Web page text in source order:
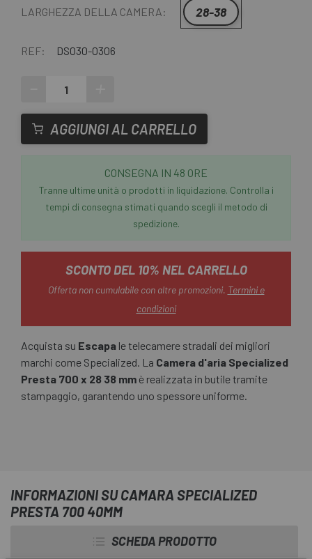
LARGHEZZA DELLA CAMERA: 28-38
REF: DS030-0306
AGGIUNGI AL CARRELLO
CONSEGNA IN 48 ORE
Tranne ultime unità o prodotti in liquidazione. Controlla i
tempi di consegna stimati quando scegli il metodo di
spedizione.
SCONTO DEL 10% NEL CARRELLO
Offerta non cumulabile con altre promozioni. Termini e
condizioni
Acquista su Escapa le telecamere stradali dei migliori
marchi come Specialized. La Camera d'aria Specialized
Presta 700 x 28 38 mm è realizzata in butile tramite
stampaggio, garantendo uno spessore uniforme.
INFORMAZIONI SU CAMARA SPECIALIZED
PRESTA 700 40MM
SCHEDA PRODOTTO